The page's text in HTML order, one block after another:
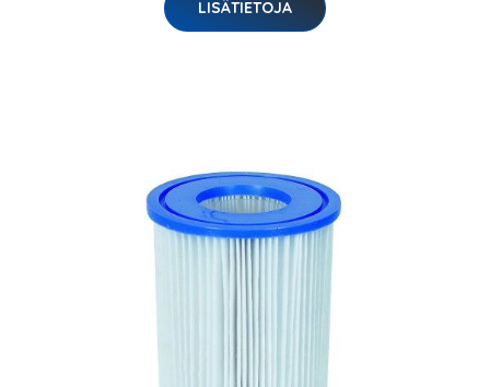
LISÄTIETOJA